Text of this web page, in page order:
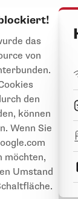
das
von
den
können
Wenn Sie
möchten,
Umstand